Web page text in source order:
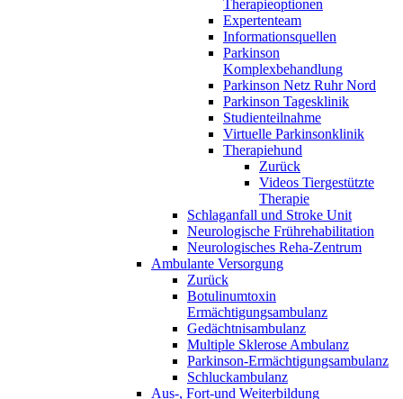
Therapieoptionen
Expertenteam
Informationsquellen
Parkinson
Komplexbehandlung
Parkinson Netz Ruhr Nord
Parkinson Tagesklinik
Studienteilnahme
Virtuelle Parkinsonklinik
Therapiehund
Zurück
Videos Tiergestützte
Therapie
Schlaganfall und Stroke Unit
Neurologische Frührehabilitation
Neurologisches Reha-Zentrum
Ambulante Versorgung
Zurück
Botulinumtoxin
Ermächtigungsambulanz
Gedächtnisambulanz
Multiple Sklerose Ambulanz
Parkinson-Ermächtigungsambulanz
Schluckambulanz
Aus-, Fort-und Weiterbildung